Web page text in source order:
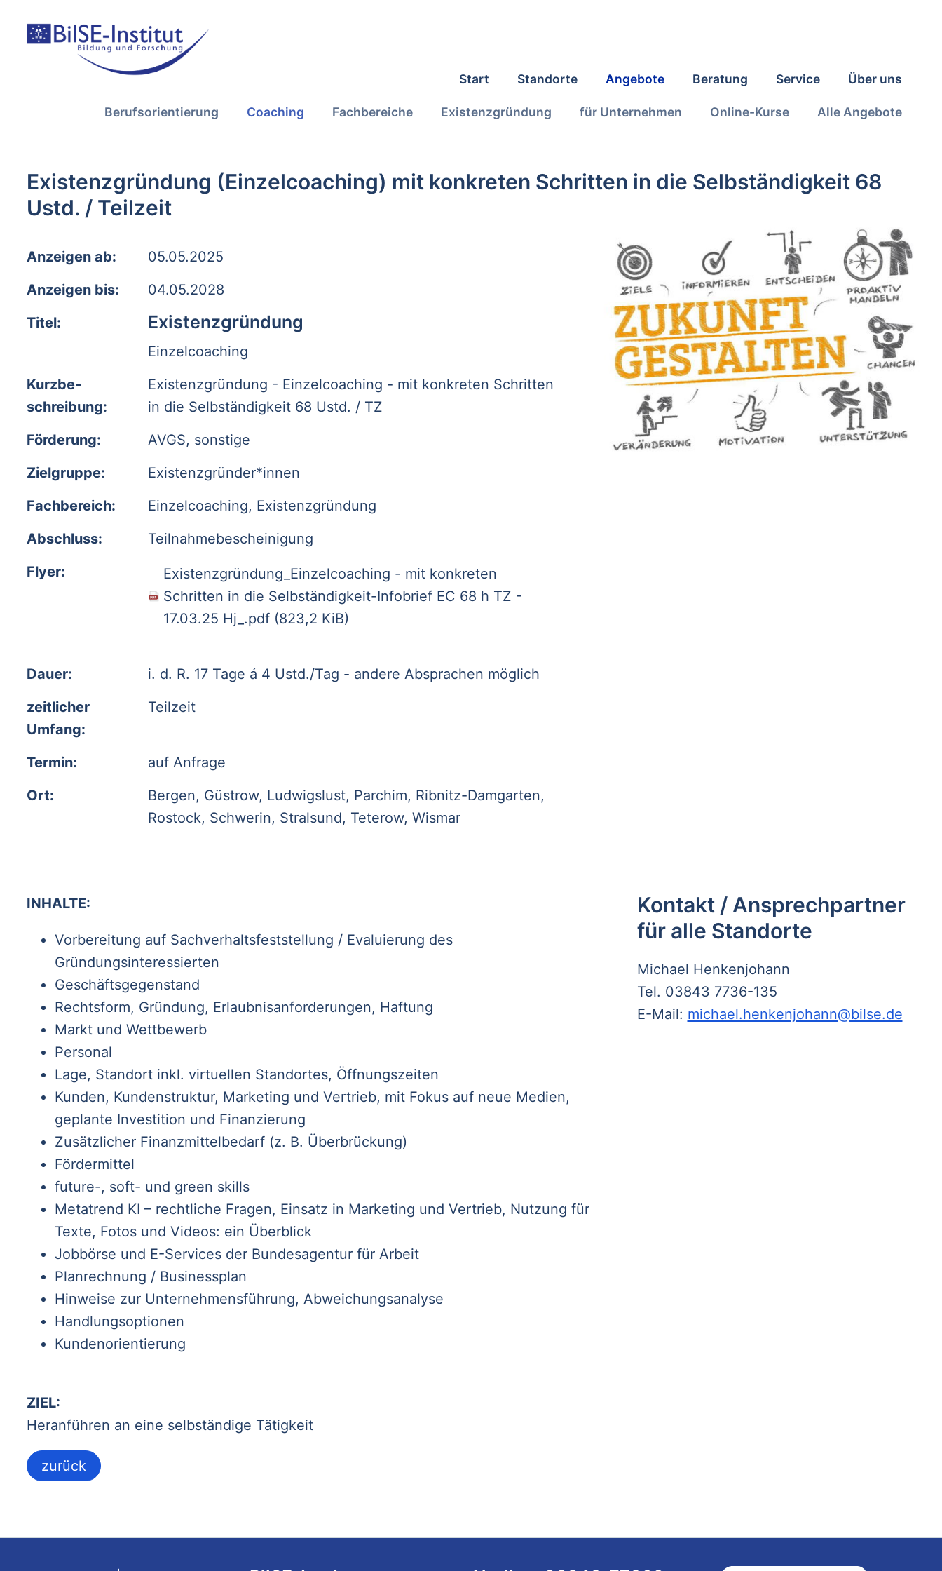
Start Standorte Angebote
Berufsorientierung Coaching Fachbereiche Existenzgründung für Unternehmen Online-Kurse Alle Angebote
Beratung Service Über uns
Existenzgründung (Einzelcoaching) mit konkreten Schritten in die Selbständigkeit 68
Ustd. / Teilzeit
Anzeigen ab:
05.05.2025
Anzeigen bis:
04.05.2028
Titel:
Existenzgründung
Einzelcoaching
Kurzbe­
schreibung:
Existenzgründung - Einzelcoaching - mit konkreten Schritten
in die Selbständigkeit 68 Ustd. / TZ
Förderung:
AVGS, sonstige
Zielgruppe:
Existenzgründer*innen
Fach­bereich:
Einzelcoaching, Existenzgründung
Abschluss:
Teilnahmebescheinigung
Flyer:
Existenzgründung_Einzelcoaching - mit konkreten
Schritten in die Selbständigkeit-Infobrief EC 68 h TZ -
17.03.25 Hj_.pdf (823,2 KiB)
Dauer:
i. d. R. 17 Tage á 4 Ustd./Tag - andere Absprachen möglich
zeitlicher
Umfang:
Teilzeit
Termin:
auf Anfrage
Ort:
Bergen, Güstrow, Ludwigslust, Parchim, Ribnitz-Damgarten,
Rostock, Schwerin, Stralsund, Teterow, Wismar
INHALTE:
Vorbereitung auf Sachverhaltsfeststellung / Evaluierung des
Gründungsinteressierten
Geschäftsgegenstand
Rechtsform, Gründung, Erlaubnisanforderungen, Haftung
Markt und Wettbewerb
Personal
Lage, Standort inkl. virtuellen Standortes, Öffnungszeiten
Kunden, Kundenstruktur, Marketing und Vertrieb, mit Fokus auf neue Medien,
geplante Investition und Finanzierung
Zusätzlicher Finanzmittelbedarf (z. B. Überbrückung)
Fördermittel
future-, soft- und green skills
Metatrend KI – rechtliche Fragen, Einsatz in Marketing und Vertrieb, Nutzung für
Texte, Fotos und Videos: ein Überblick
Jobbörse und E-Services der Bundesagentur für Arbeit
Planrechnung / Businessplan
Hinweise zur Unternehmensführung, Abweichungsanalyse
Handlungsoptionen
Kundenorientierung
ZIEL:
Heranführen an eine selbständige Tätigkeit
Kontakt / Ansprechpartner
für alle Standorte
Michael Henkenjohann
Tel. 03843 7736-135
E-Mail: michael.henkenjohann@bilse.de
zurück